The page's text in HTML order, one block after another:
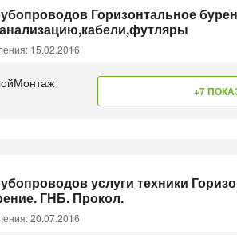
Горизонтальное
15.02.2016
+7
услуги техники
ГНБ. Прокол.
20.07.2016